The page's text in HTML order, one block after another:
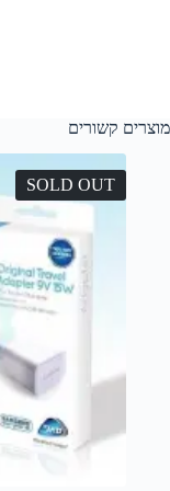
מוצרים קשורים
SOLD OUT